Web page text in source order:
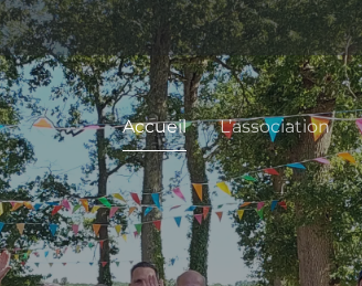
Accueil L’association